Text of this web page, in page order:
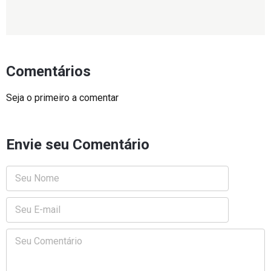
Comentários
Seja o primeiro a comentar
Envie seu Comentário